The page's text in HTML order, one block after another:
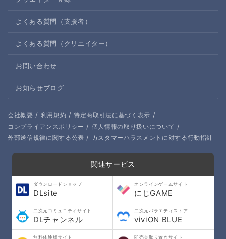
よくある質問（支援者）
よくある質問（クリエイター）
お問い合わせ
お知らせブログ
会社概要 / 利用規約 / 特定商取引法に基づく表示 /
コンプライアンスポリシー / 個人情報の取り扱いについて /
外部送信規律に関する公表 / カスタマーハラスメントに対する行動指針
関連サービス
ダウンロードショップ
DLsite
オンラインゲームサイト
にじGAME
二次元コミュニティサイト
DLチャンネル
二次元バラエティストア
viviON BLUE
無料体験版サイト 即売会取り置きサイト